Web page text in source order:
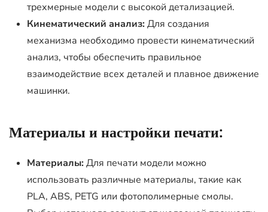
трехмерные модели с высокой детализацией.
Кинематический анализ:Для создания
механизма необходимо провести кинематический
анализ, чтобы обеспечить правильное
взаимодействие всех деталей и плавное движение
машинки.
Материалы и настройки печати:
Материалы:Для печати модели можно
использовать различные материалы, такие как
PLA, ABS, PETG или фотополимерные смолы.